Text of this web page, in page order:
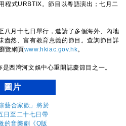
程式URBTIX。節目以粵語演出；七月二
月十七日舉行，邀請了多個海外、內地
盎然、富有教育意義的節目。查詢節目詳
覽網頁www.hkiac.gov.hk。
灣河文娛中心重開誌慶節目之一。
圖片